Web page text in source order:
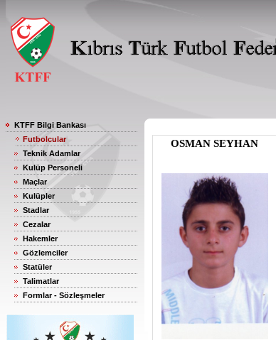
KTFF Bilgi Bankası
Futbolcular
Teknik Adamlar
Kulüp Personeli
Maçlar
Kulüpler
Stadlar
Cezalar
Hakemler
Gözlemciler
Statüler
Talimatlar
Formlar - Sözleşmeler
OSMAN SEYHAN